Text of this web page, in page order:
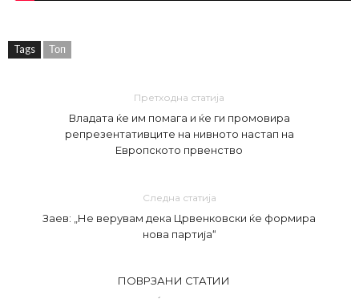
Tags Топ
Претходна статија
Владата ќе им помага и ќе ги промовира
репрезентативците на нивното настап на
Европското првенство
Следна статија
Заев: „Не верувам дека Црвенковски ќе формира
нова партија“
ПОВРЗАНИ СТАТИИ